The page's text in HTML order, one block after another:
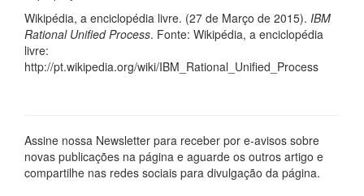
Wikipédia, a enciclopédia livre. (27 de Março de 2015). IBM
Rational Unified Process. Fonte: Wikipédia, a enciclopédia
livre:
http://pt.wikipedia.org/wiki/IBM_Rational_Unified_Process
Assine nossa Newsletter para receber por e-avisos sobre
novas publicações na página e aguarde os outros artigo e
compartilhe nas redes sociais para divulgação da página.